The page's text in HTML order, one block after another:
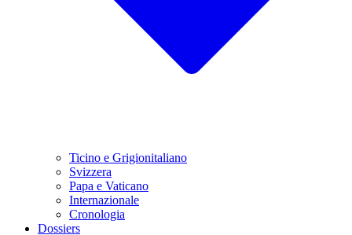
Ticino e Grigionitaliano
Svizzera
Papa e Vaticano
Internazionale
Cronologia
Dossiers